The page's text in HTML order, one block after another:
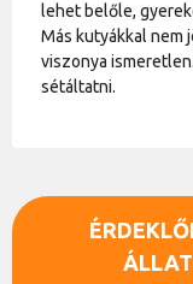
lehet belőle,
Más kutyákkal nem
viszonya
sétáltatni.